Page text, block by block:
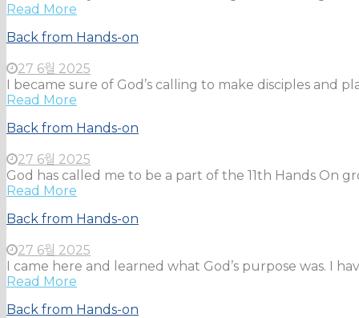
Read More
Back from Hands-on
27 6월 2025
I became sure of God’s calling to make disciples and
Read More
Back from Hands-on
27 6월 2025
God has called me to be a part of the 11th Hands On
Read More
Back from Hands-on
27 6월 2025
I came here and learned what God’s purpose was. I
Read More
Back from Hands-on